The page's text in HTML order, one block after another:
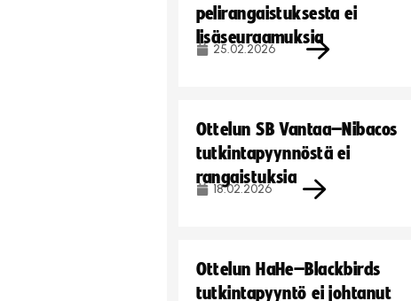
pelirangaistuksesta ei
lisäseuraamuksia
25.02.2026
Ottelun SB Vantaa–Nibacos
tutkintapyynnöstä ei
rangaistuksia
18.02.2026
Ottelun HaHe–Blackbirds
tutkintapyyntö ei johtanut